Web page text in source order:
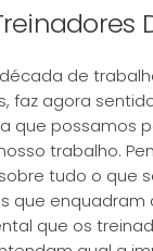
de
faz agora
que possamos
trabalho.
tudo o que
que enquadram
que os